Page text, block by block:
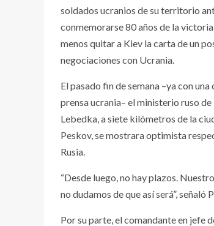
soldados ucranios de su territorio
conmemorarse 80 años de la
menos quitar a Kiev la carta de un
negociaciones con Ucrania.
El pasado fin de semana –ya con
prensa ucrania– el ministerio ruso
Lebedka, a siete kilómetros de la
Peskov, se mostrara optimista
Rusia.
“Desde luego, no hay plazos.
no dudamos de que así será”, señaló
Por su parte, el comandante en jefe